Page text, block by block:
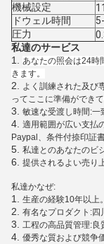
機械設定
ドウェル時間
圧力
私達のサービス
1. あなたの照会は24時
きます。
2.
よく訓練された及び
ってここに準備ができて
3. 敏速な受渡し時間:一
4. 適用範囲が広い支払
Paypal、条件付捺印証書
5. 私達とのあなたのビ
6. 提供されるよい売り
私達かなぜ:
1. 生産の経験10年以上。
2. 有名なプロダクト:四
3. 工程の高品質管理:良
4. 優秀な質および競争